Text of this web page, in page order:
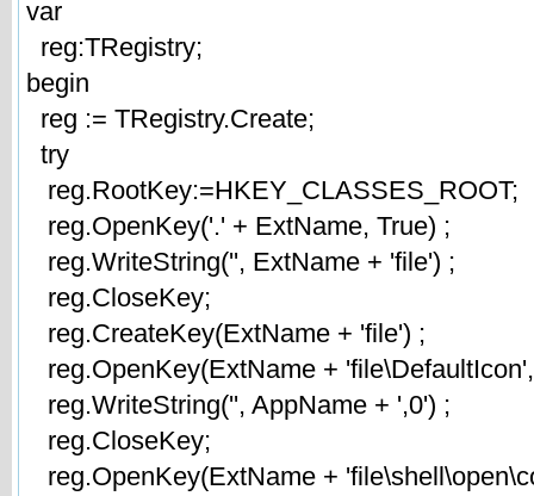
var
reg:TRegistry;
begin
reg := TRegistry.Create;
try
reg.RootKey:=HKEY_CLASSES_ROOT;
reg.OpenKey('.' + ExtName, True) ;
reg.WriteString('', ExtName + 'file') ;
reg.CloseKey;
reg.CreateKey(ExtName + 'file') ;
reg.OpenKey(ExtName +
reg.WriteString('', AppName + ',0') ;
reg.CloseKey;
reg.OpenKey(ExtName +